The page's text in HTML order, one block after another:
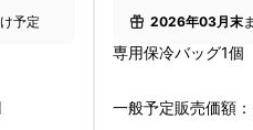
が気になったり…。
破損してしまった
予定
2026年03月末
専用保冷バッグ1個
一般予定販売価額